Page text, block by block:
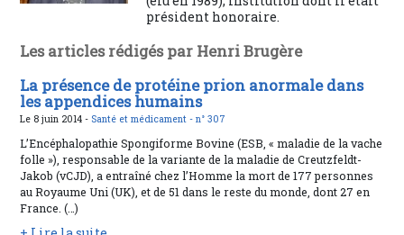
président honoraire.
Les articles rédigés par Henri Brugère
La présence de protéine prion anormale dans
les appendices humains
Le 8 juin 2014 - Santé et médicament -n° 307
L’Encéphalopathie Spongiforme Bovine (ESB, « maladie de la vache
folle »), responsable de la variante de la maladie de Creutzfeldt-
Jakob (vCJD), a entraîné chez l’Homme la mort de 177 personnes
au Royaume Uni (UK), et de 51 dans le reste du monde, dont 27 en
France. (…)